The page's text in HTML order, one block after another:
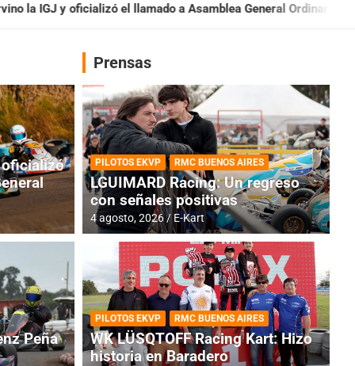
a Asamblea General Ordinaria IAME SERIES
RMC BUENOS AIRES
Cerró una jornada
oficializó
Peña
Prensas
PILOTOS EKVP RMC BUENOS AIRES
LGUIMARD Racing: Un regreso
con señales positivas
4 agosto, 2026 E-Kart
PILOTOS EKVP RMC BUENOS AIRES
WK LÜSQTOFF Racing Kart: Hizo
historia en Baradero